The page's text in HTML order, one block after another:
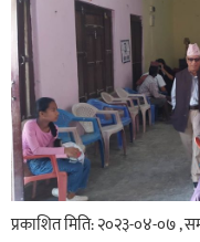
प्रकाशित मिति: २०२३-०४-०७ ,